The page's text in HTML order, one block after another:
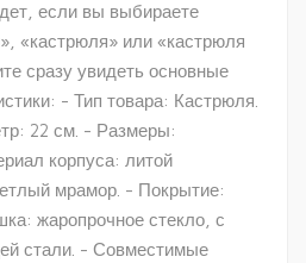
если вы выбираете
«кастрюля» или «кастрюля
сразу увидеть основные
- Тип товара: Кастрюля.
22 см. - Размеры:
корпуса: литой
мрамор. - Покрытие:
жаропрочное стекло, с
стали. - Совместимые